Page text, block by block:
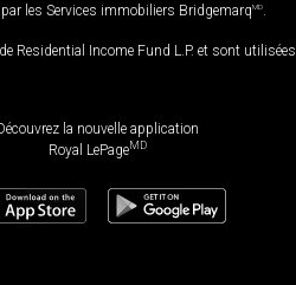
les Services immobiliers BridgemarqMD
Residential Income Fund L.P. et sont
la nouvelle application
Royal LePageMD